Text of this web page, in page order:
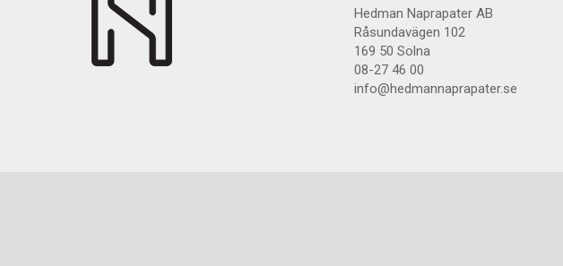
Hedman Naprapater AB
Råsundavägen 102
169 50 Solna
08-27 46 00
info@hedmannaprapater.se